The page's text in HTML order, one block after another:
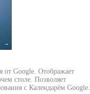
от Google. Отображает
столе. Позволяет
с Календарём Google.